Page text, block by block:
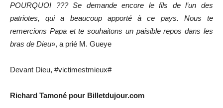
POURQUOI ??? Se demande encore le fils de l’un des
patriotes, qui a beaucoup apporté à ce pays. Nous te
remercions Papa et te souhaitons un paisible repos dans les
bras de Dieu», a prié M. Gueye
Devant Dieu, #victimestmieux#
Richard Tamoné pour Billetdujour.com